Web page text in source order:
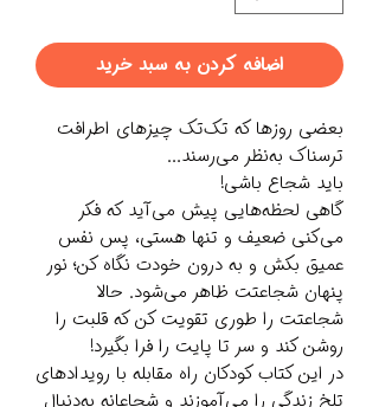
اضافه کردن به سبد خرید
بعضی روزها که تک‌تک چیزهای اطرافت
ترسناک به‌نظر می‌رسند...
باید شجاع باشی!
گاهی لحظه‌هایی پیش می‌آید که فکر
می‌کنی ضعیف و تنها هستی، پس نفس
عمیق بکش و به درون خودت نگاه کن؛ نور
پنهان شجاعتت ظاهر می‌شود. حالا
شجاعتت را طوری تقویت کن که قلبت را
روشن کند و سر تا پایت را فرا بگیرد!
در این کتاب کودکان راه مقابله با رویدادهای
تلخ زندگی را می‌آموزند و شجاعانه به‌دنبال